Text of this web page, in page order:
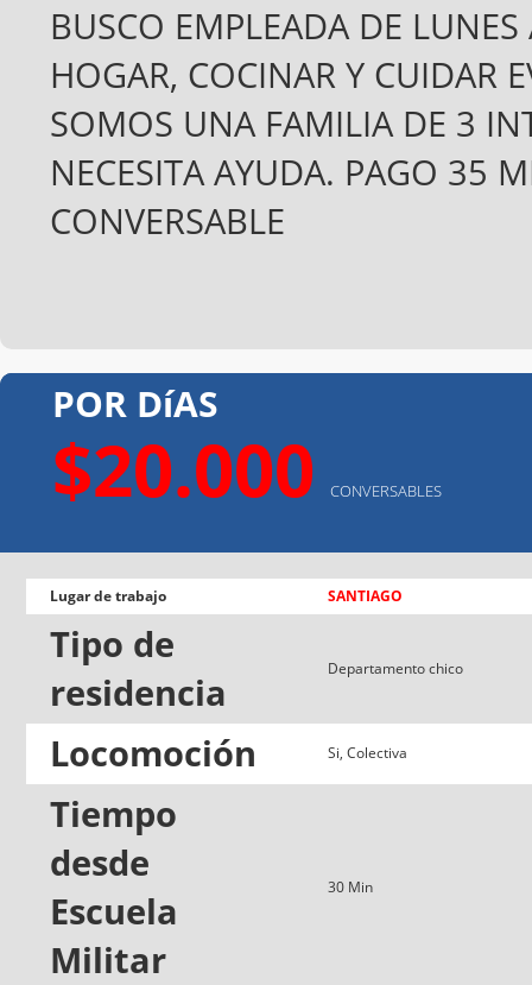
BUSCO EMPLEADA DE LUNES
HOGAR, COCINAR Y CUIDAR
SOMOS UNA FAMILIA DE 3
NECESITA AYUDA. PAGO 35
CONVERSABLE
POR DíAS
$20.000 CONVERSABLES
Lugar de trabajo SANTIAGO
Tipo de
residencia
Departamento chico
Locomoción Si, Colectiva
Tiempo
desde
Escuela
Militar
30 Min